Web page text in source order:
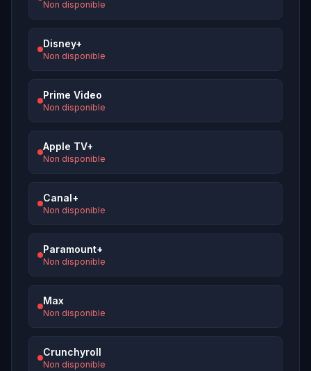
Non disponible
Disney+
Non disponible
Prime Video
Non disponible
Apple TV+
Non disponible
Canal+
Non disponible
Paramount+
Non disponible
Max
Non disponible
Crunchyroll
Non disponible